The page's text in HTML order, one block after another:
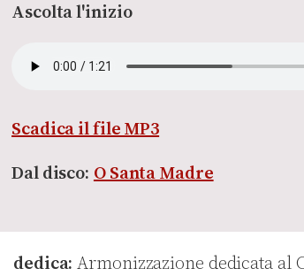
Ascolta l'inizio
Scadica il file MP3
Dal disco: O Santa Madre
dedica: Armonizzazione dedicata al